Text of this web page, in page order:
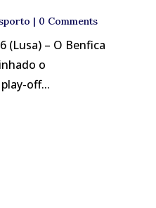
| 0 Comments
(Lusa) – O Benfica
o
off...